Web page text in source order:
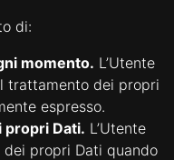
di:
momento. L’Utente
trattamento dei propri
espresso.
propri Dati. L’Utente
propri Dati quando